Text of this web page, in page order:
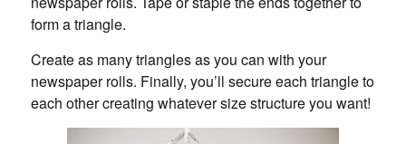
form a triangle.
Create as many triangles as you can with your
newspaper rolls. Finally, you’ll secure each triangle to
each other creating whatever size structure you want!